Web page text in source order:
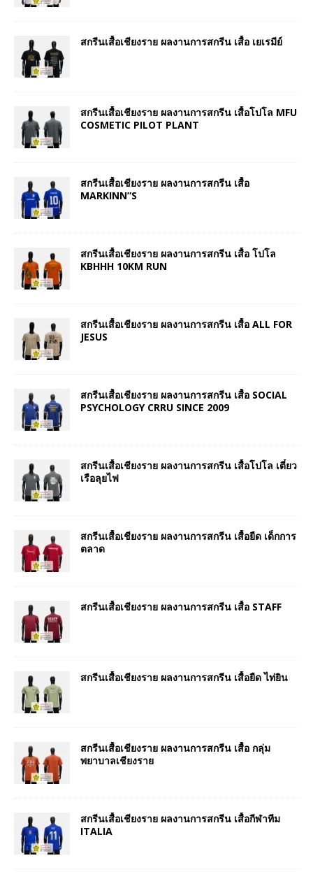
สกรีนเสื้อเชียงราย ผลงานการสกรีน เสื้อ เยเรมีย์
สกรีนเสื้อเชียงราย ผลงานการสกรีน เสื้อโปโล MFU
COSMETIC PILOT PLANT
สกรีนเสื้อเชียงราย ผลงานการสกรีน เสื้อ
MARKINN”S
สกรีนเสื้อเชียงราย ผลงานการสกรีน เสื้อ โปโล
KBHHH 10KM RUN
สกรีนเสื้อเชียงราย ผลงานการสกรีน เสื้อ ALL FOR
JESUS
สกรีนเสื้อเชียงราย ผลงานการสกรีน เสื้อ SOCIAL
PSYCHOLOGY CRRU SINCE 2009
สกรีนเสื้อเชียงราย ผลงานการสกรีน เสื้อโปโล เตี๋ยว
เรือลุยไฟ
สกรีนเสื้อเชียงราย ผลงานการสกรีน เสื้อยืด เด็กการ
ตลาด
สกรีนเสื้อเชียงราย ผลงานการสกรีน เสื้อ STAFF
สกรีนเสื้อเชียงราย ผลงานการสกรีน เสื้อยืด ไท่ยิน
สกรีนเสื้อเชียงราย ผลงานการสกรีน เสื้อ กลุ่ม
พยาบาลเชียงราย
สกรีนเสื้อเชียงราย ผลงานการสกรีน เสื้อกีฬาทีม
ITALIA